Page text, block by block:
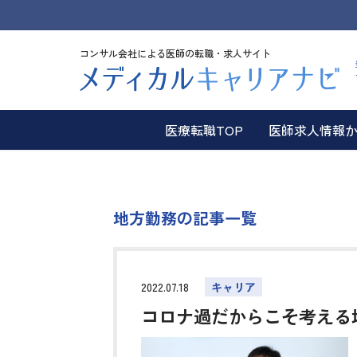
コンサル会社による医師の転職・求人サイト
医療転職TOP 医師求人情報
地方勤務の記事一覧
2022.07.18 キャリア
コロナ過だからこそ考え